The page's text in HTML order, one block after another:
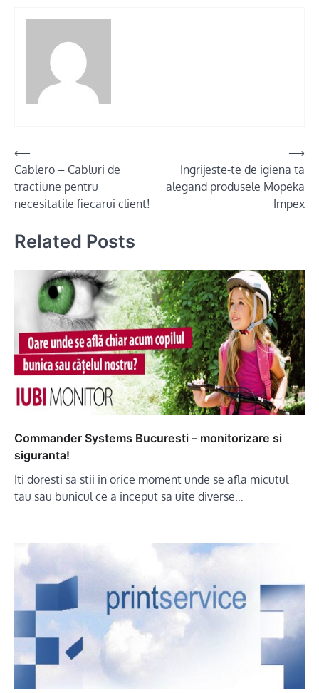
Post
navigation
⟵
Cablero – Cabluri de
tractiune pentru
necesitatile fiecarui client!
Ingrijeste-te de igiena ta
alegand produsele Mopeka
Impex
⟶
Related Posts
Commander Systems Bucuresti – monitorizare si
siguranta!
Iti doresti sa stii in orice moment unde se afla micutul
tau sau bunicul ce a inceput sa uite diverse…